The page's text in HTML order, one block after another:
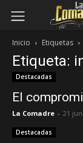
Inicio Etiquetas
Etiqueta:
Destacadas
El
La Comadre - 21
Destacadas